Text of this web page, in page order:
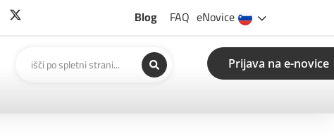
Blog FAQ eNovice
Prijava na e-novice